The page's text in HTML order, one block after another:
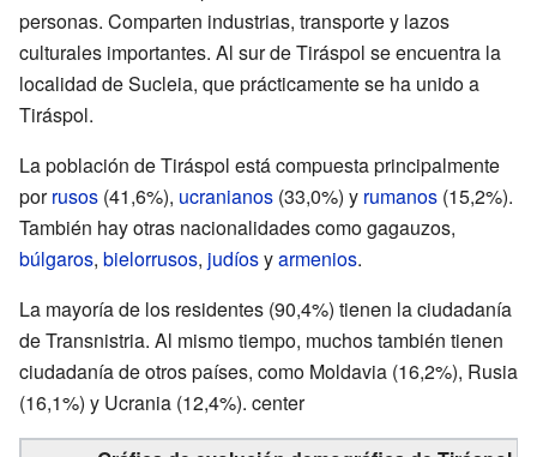
personas. Comparten industrias, transporte y lazos
culturales importantes. Al sur de Tiráspol se encuentra la
localidad de Sucleia, que prácticamente se ha unido a
Tiráspol.
La población de Tiráspol está compuesta principalmente
porrusos (41,6%), ucranianos (33,0%) y rumanos (15,2%).
También hay otras nacionalidades como gagauzos,
búlgaros, bielorrusos, judíosyarmenios.
La mayoría de los residentes (90,4%) tienen la ciudadanía
de Transnistria. Al mismo tiempo, muchos también tienen
ciudadanía de otros países, como Moldavia (16,2%), Rusia
(16,1%) y Ucrania (12,4%). center